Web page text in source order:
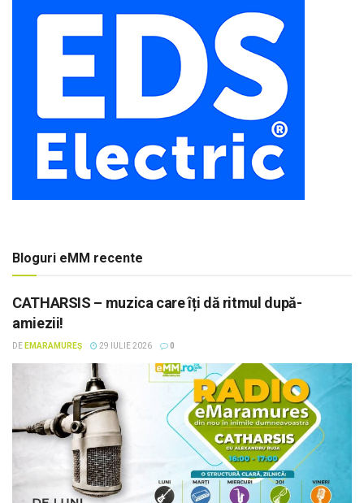
Bloguri eMM recente
CATHARSIS – muzica care îți dă ritmul după-
amiezii!
DE EMARAMUREȘ 29 IULIE 2026 0